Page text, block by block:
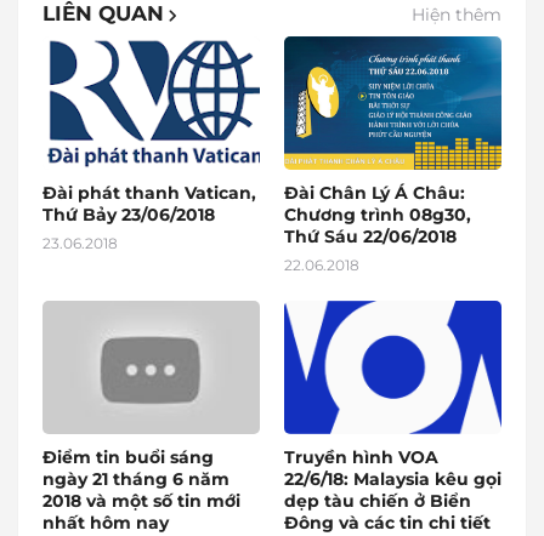
LIÊN QUAN Hiện thêm
Đài phát thanh Vatican,
Thứ Bảy 23/06/2018
23.06.2018
Đài Chân Lý Á Châu:
Chương trình 08g30,
Thứ Sáu 22/06/2018
22.06.2018
Điểm tin buổi sáng
ngày 21 tháng 6 năm
2018 và một số tin mới
nhất hôm nay
Truyền hình VOA
22/6/18: Malaysia kêu gọi
dẹp tàu chiến ở Biển
Đông và các tin chi tiết